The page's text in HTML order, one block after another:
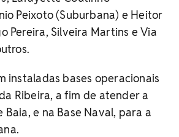
Peixoto (Suburbana) e Heitor
Pereira, Silveira Martins e Via
instaladas bases operacionais
Ribeira, a fim de atender a
e na Base Naval, para a